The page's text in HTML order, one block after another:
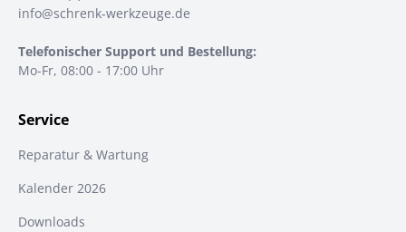
info@schrenk-werkzeuge.de
Telefonischer Support und Bestellung:
Mo-Fr, 08:00 - 17:00 Uhr
Service
Reparatur & Wartung
Kalender 2026
Downloads